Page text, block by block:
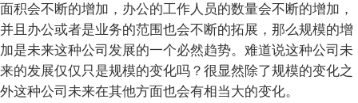
面积会不断的增加，办公的工作人员的数量会不断的增加，
并且办公或者是业务的范围也会不断的拓展，那么规模的增
加是未来这种公司发展的一个必然趋势。难道说这种公司未
来的发展仅仅只是规模的变化吗？很显然除了规模的变化之
外这种公司未来在其他方面也会有相当大的变化。